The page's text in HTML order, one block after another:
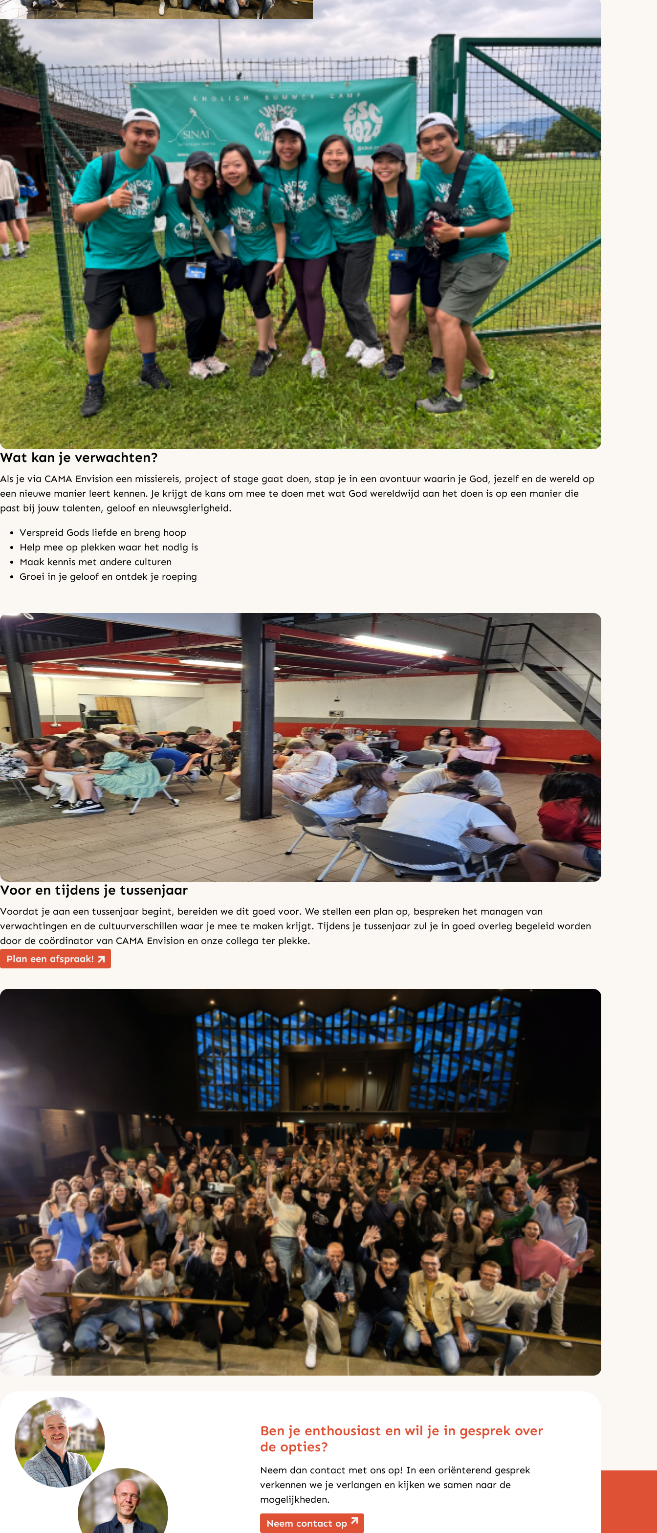
Wat kan je verwachten?
Als je via CAMA Envision een missiereis, project of stage gaat doen, stap je in een avontuur waarin je God, jezelf en de wereld op
een nieuwe manier leert kennen. Je krijgt de kans om mee te doen met wat God wereldwijd aan het doen is op een manier die
past bij jouw talenten, geloof en nieuwsgierigheid.
Verspreid Gods liefde en breng hoop
Help mee op plekken waar het nodig is
Maak kennis met andere culturen
Groei in je geloof en ontdek je roeping
Voor en tijdens je tussenjaar
Voordat je aan een tussenjaar begint, bereiden we dit goed voor. We stellen een plan op, bespreken het managen van
verwachtingen en de cultuurverschillen waar je mee te maken krijgt. Tijdens je tussenjaar zul je in goed overleg begeleid worden
door de coördinator van CAMA Envision en onze collega ter plekke.
Plan een afspraak!
Ben je enthousiast en wil je in gesprek over
de opties?
Neem dan contact met ons op! In een oriënterend gesprek
verkennen we je verlangen en kijken we samen naar de
mogelijkheden.
Neem contact op